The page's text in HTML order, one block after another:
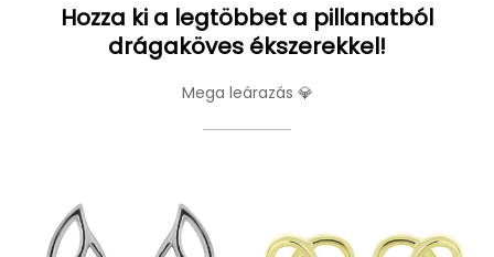
Hozza ki a legtöbbet a pillanatból
drágaköves ékszerekkel!
Mega leárazás 💎